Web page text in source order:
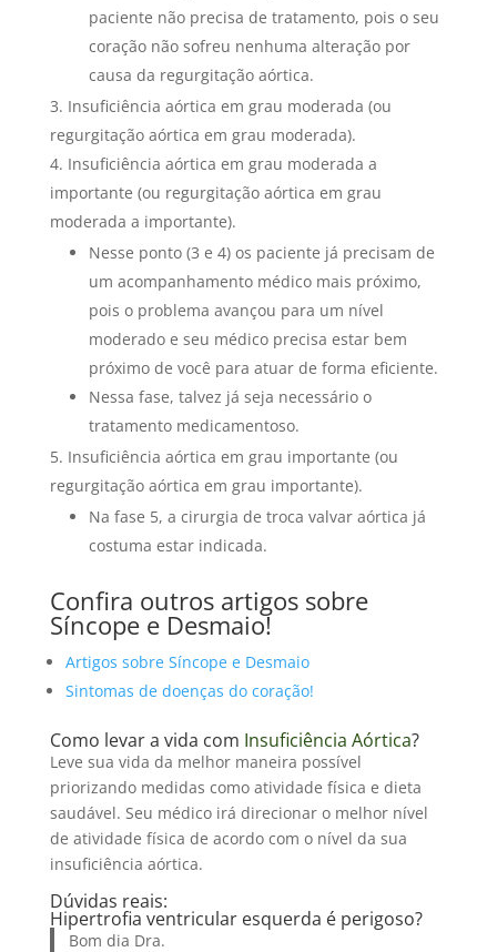
paciente não precisa de tratamento, pois o seu
coração não sofreu nenhuma alteração por
causa da regurgitação aórtica.
Insuficiência aórtica em grau moderada (ou
regurgitação aórtica em grau moderada).
Insuficiência aórtica em grau moderada a
importante (ou regurgitação aórtica em grau
moderada a importante).
Nesse ponto (3 e 4) os paciente já precisam de
um acompanhamento médico mais próximo,
pois o problema avançou para um nível
moderado e seu médico precisa estar bem
próximo de você para atuar de forma eficiente.
Nessa fase, talvez já seja necessário o
tratamento medicamentoso.
Insuficiência aórtica em grau importante (ou
regurgitação aórtica em grau importante).
Na fase 5, a cirurgia de troca valvar aórtica já
costuma estar indicada.
Confira outros artigos sobre
Síncope e Desmaio!
Artigos sobre Síncope e Desmaio
Sintomas de doenças do coração!
Como levar a vida com Insuficiência Aórtica?
Leve sua vida da melhor maneira possível
priorizando medidas como atividade física e dieta
saudável. Seu médico irá direcionar o melhor nível
de atividade física de acordo com o nível da sua
insuficiência aórtica.
Dúvidas reais:
Hipertrofia ventricular esquerda é perigoso?
Bom dia Dra.